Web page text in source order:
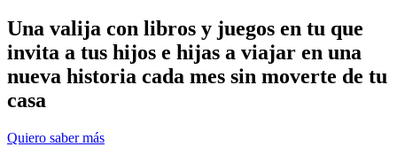
Una valija con libros y juegos en tu que
invita a tus hijos e hijas a viajar en una
nueva historia cada mes sin moverte de tu
casa
Quiero saber más